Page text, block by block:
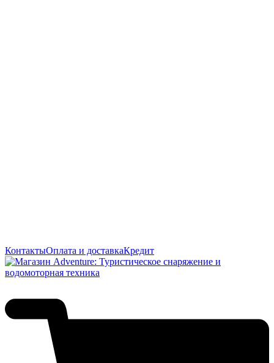
КонтактыОплата и доставкаКредит